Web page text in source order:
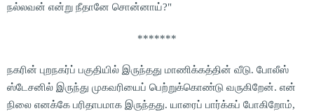
நல்லவன் என்று நீதானே சொன்னாய்?"
*******
நகரின் புறநகர்ப் பகுதியில் இருந்தது மாணிக்கத்தின் வீடு. போலீஸ்
ஸ்டேசனில் இருந்து முகவரியைப் பெற்றுக்கொண்டு வருகிறேன். என்
நிலை எனக்கே பரிதாபமாக இருந்தது. யாரைப் பார்க்கப் போகிறோம்,